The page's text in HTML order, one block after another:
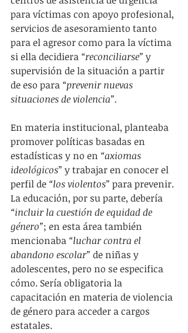
para víctimas con apoyo profesional,
servicios de asesoramiento tanto
para el agresor como para la víctima
si ella decidiera “reconciliarse” y
supervisión de la situación a partir
de eso para “prevenir nuevas
situaciones de violencia”.
En materia institucional, planteaba
promover políticas basadas en
estadísticas y no en “axiomas
ideológicos” y trabajar en conocer el
perfil de “los violentos” para prevenir.
La educación, por su parte, debería
“incluir la cuestión de equidad de
género”; en esta área también
mencionaba “luchar contra el
abandono escolar” de niñas y
adolescentes, pero no se especifica
cómo. Sería obligatoria la
capacitación en materia de violencia
de género para acceder a cargos
estatales.